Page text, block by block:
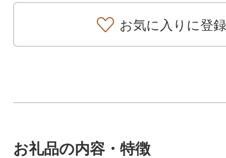
お気に入りに登録
お礼品の内容・特徴